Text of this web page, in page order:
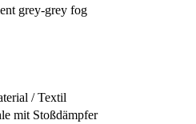
grey-grey fog
/ Textil
mit Stoßdämpfer